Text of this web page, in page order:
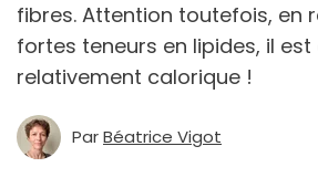
fibres. Attention toutefois, en
fortes teneurs en lipides, il est
relativement calorique !
ParBéatrice Vigot